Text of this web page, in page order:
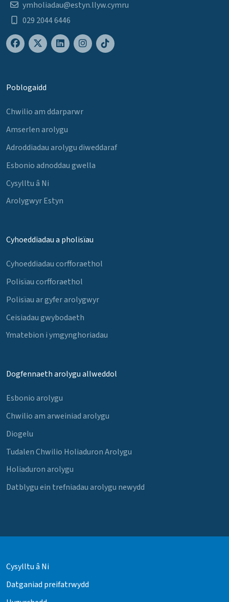
ymholiadau@estyn.llyw.cymru
029 2044 6446
Poblogaidd
Chwilio am ddarparwr
Amserlen arolygu
Adroddiadau arolygu diweddaraf
Esbonio adnoddau gwella
Cysylltu â Ni
Arolygwyr Estyn
Cyhoeddiadau a pholisïau
Cyhoeddiadau corfforaethol
Polisïau corfforaethol
Polisïau ar gyfer arolygwyr
Ceisiadau gwybodaeth
Ymatebion i ymgynghoriadau
Dogfennaeth arolygu allweddol
Esbonio arolygu
Chwilio am arweiniad arolygu
Diogelu
Tudalen Chwilio Holiaduron Arolygu
Holiaduron arolygu
Datblygu ein trefniadau arolygu newydd
Cysylltu â Ni
Datganiad preifatrwydd